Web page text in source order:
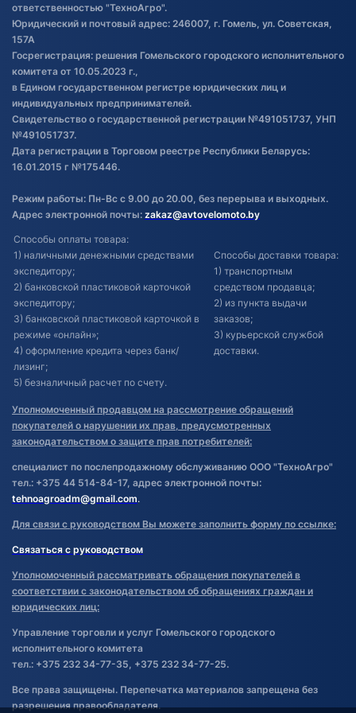
Обработка файлов cookie
Постановка транспорта на учет
Обновления в ЭПТС 2024
ответственностью "ТехноАгро".
Юридический и почтовый адрес: 246007, г. Гомель, ул. Советская,
157А
Госрегистрация: решения Гомельского городского исполнительного
комитета от 10.05.2023 г.,
в Едином государственном регистре юридических лиц и
индивидуальных предпринимателей.
Свидетельство о государственной регистрации №491051737, УНП
№491051737.
Дата регистрации в Торговом реестре Республики Беларусь:
16.01.2015 г №175446.
Режим работы: Пн-Вс с 9.00 до 20.00, без перерыва и выходных.
Адрес электронной почты: zakaz@avtovelomoto.by
Способы оплаты товара:
1) наличными денежными средствами
экспедитору;
2) банковской пластиковой карточкой
экспедитору;
3) банковской пластиковой карточкой в
режиме «онлайн»;
4) оформление кредита через банк/
лизинг;
5) безналичный расчет по счету.
Способы доставки товара:
1) транспортным
средством продавца;
2) из пункта выдачи
заказов;
3) курьерской службой
доставки.
Уполномоченный продавцом на рассмотрение обращений
покупателей о нарушении их прав, предусмотренных
законодательством о защите прав потребителей:
специалист по послепродажному обслуживанию ООО "ТехноАгро"
тел.: +375 44 514-84-17, адрес электронной почты:
tehnoagroadm@gmail.com.
Для связи с руководством Вы можете заполнить форму по ссылке:
Связаться с руководством
Уполномоченный рассматривать обращения покупателей в
соответствии с законодательством об обращениях граждан и
юридических лиц:
Управление торговли и услуг Гомельского городского
исполнительного комитета
тел.: +375 232 34-77-35, +375 232 34-77-25.
Все права защищены. Перепечатка материалов запрещена без
разрешения правообладателя.